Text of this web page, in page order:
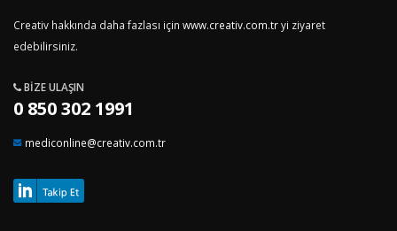
Creativ hakkında daha fazlası için www.creativ.com.tryi ziyaret
edebilirsiniz.
BIZE ULAŞIN
0 850 302 1991
mediconline@creativ.com.tr